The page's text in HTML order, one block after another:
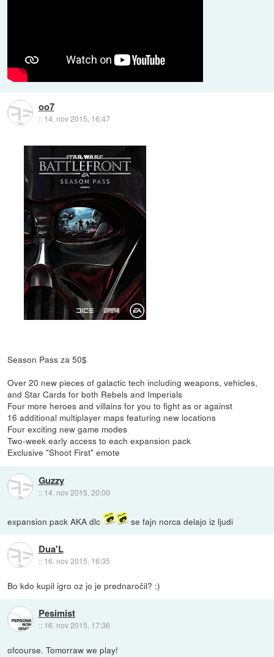
oo7
:: 14. nov 2015, 16:47
Season Pass za 50$
Over 20 new pieces of galactic tech including weapons, vehicles,
and Star Cards for both Rebels and Imperials
Four more heroes and villains for you to fight as or against
16 additional multiplayer maps featuring new locations
Four exciting new game modes
Two-week early access to each expansion pack
Exclusive "Shoot First" emote
Guzzy
:: 14. nov 2015, 20:00
expansion pack AKA dlc se fajn norca delajo iz ljudi
Dua'L
:: 16. nov 2015, 16:35
Bo kdo kupil igro oz jo je prednaročil? :)
Pesimist
:: 16. nov 2015, 17:36
ofcourse. Tomorraw we play!